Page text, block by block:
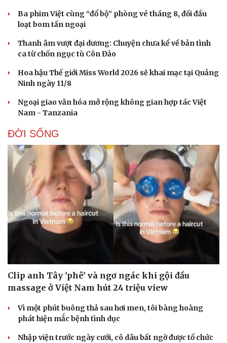
Ba phim Việt cùng “đổ bộ” phòng vé tháng 8, đối đầu
loạt bom tấn ngoại
Thanh âm vượt đại dương: Chuyện chưa kể về bản tình
ca từ chốn ngục tù Côn Đảo
Hoa hậu Thế giới Miss World 2026 sẽ khai mạc tại Quảng
Ninh ngày 11/8
Ngoại giao văn hóa mở rộng không gian hợp tác Việt
Nam - Tanzania
ĐỜI SỐNG
Clip anh Tây 'phê' và ngơ ngác khi gội đầu
massage ở Việt Nam hút 24 triệu view
Vì một phút buông thả sau hơi men, tôi bàng hoàng
phát hiện mắc bệnh tình dục
Nhập viện trước ngày cưới, cô dâu bất ngờ được tổ chức